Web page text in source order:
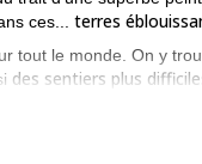
ces... terres
tout le monde. On y
des sentiers plus